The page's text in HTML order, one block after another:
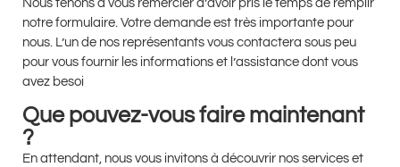
Nous tenons à vous remercier d’avoir pris le temps de remplir
notre formulaire. Votre demande est très importante pour
nous. L’un de nos représentants vous contactera sous peu
pour vous fournir les informations et l’assistance dont vous
avez besoi
Que pouvez-vous faire maintenant
?
En attendant, nous vous invitons à découvrir nos services et